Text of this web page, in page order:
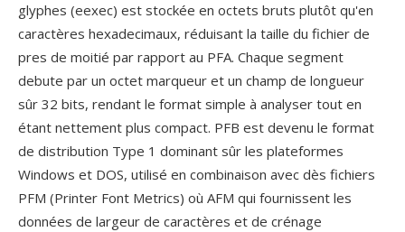
glyphes (eexec) est stockée en octets bruts plutôt qu'en
caractères hexadecimaux, réduisant la taille du fichier de
pres de moitié par rapport au PFA. Chaque segment
debute par un octet marqueur et un champ de longueur
sûr 32 bits, rendant le format simple à analyser tout en
étant nettement plus compact. PFB est devenu le format
de distribution Type 1 dominant sûr les plateformes
Windows et DOS, utilisé en combinaison avec dès fichiers
PFM (Printer Font Metrics) où AFM qui fournissent les
données de largeur de caractères et de crénage